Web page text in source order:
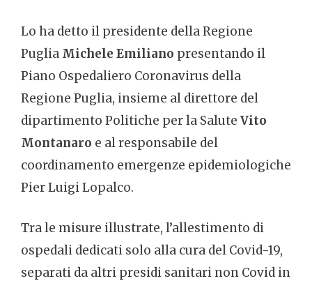
Lo ha detto il presidente della Regione
Puglia Michele Emiliano presentando il
Piano Ospedaliero Coronavirus della
Regione Puglia, insieme al direttore del
dipartimento Politiche per la Salute Vito
Montanaro e al responsabile del
coordinamento emergenze epidemiologiche
Pier Luigi Lopalco.
Tra le misure illustrate, l’allestimento di
ospedali dedicati solo alla cura del Covid-19,
separati da altri presidi sanitari non Covid in